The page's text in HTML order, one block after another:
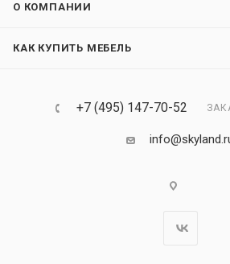
О КОМПАНИИ
КАК КУПИТЬ МЕБЕЛЬ
+7 (495) 147-70-52